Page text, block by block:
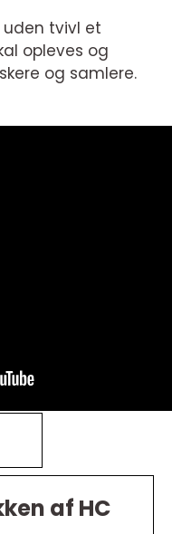
uden tvivl et
opleves og
og samlere.
af HC